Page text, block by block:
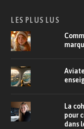
LES PLUS LUS
La
pour
dans